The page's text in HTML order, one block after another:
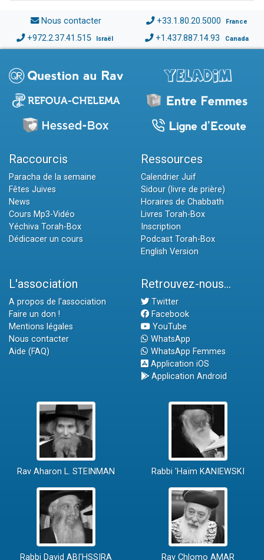
Nous contacter +33.1.80.20.5000 France
+972.2.37.41.515 Israël +1.437.887.14.93 Canada
Raccourcis
Paracha de la semaine
Fêtes Juives
News
Cours Mp3-Vidéo
Yéchiva Torah-Box
Dédicacer un cours
Ressources
Calendrier Juif
Sidour (livre de prière)
Horaires de Chabbath
Livres Torah-Box
Inscription
Podcast Torah-Box
English Version
L'association
A propos de l'association
Faire un don !
Mentions légales
Nous contacter
Aide (FAQ)
Retrouvez-nous...
Twitter
Facebook
YouTube
WhatsApp
WhatsApp Femmes
Application iOS
Application Android
Rav Aharon L. STEINMAN Rabbi 'Haïm KANIEWSKI
Rabbi David ABI'HSSIRA Rav Chlomo AMAR